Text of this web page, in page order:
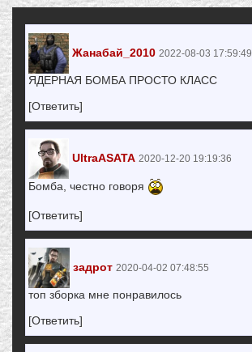
Жанабай_2010 2022-08-03 17:59:49
ЯДЕРНАЯ БОМБА ПРОСТО КЛАСС
[Ответить]
UltraASATA 2020-12-20 19:19:36
Бомба, честно говоря
[Ответить]
задрот 2020-04-02 07:48:55
топ зборка мне понравилось
[Ответить]